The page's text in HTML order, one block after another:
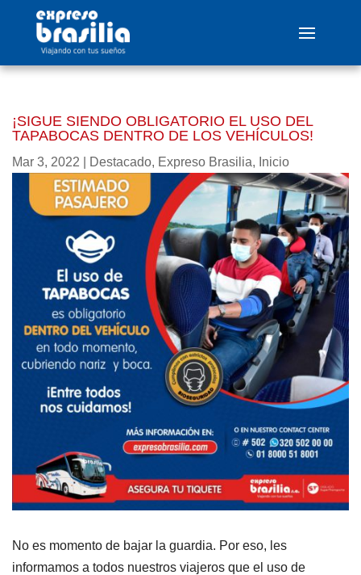
¡SIGUE SIENDO OBLIGATORIO EL USO DEL
TAPABOCAS DENTRO DE LOS VEHÍCULOS!
Mar 3, 2022 Destacado, Expreso Brasilia, Inicio
No es momento de bajar la guardia. Por eso, les
informamos a todos nuestros viajeros que el uso de